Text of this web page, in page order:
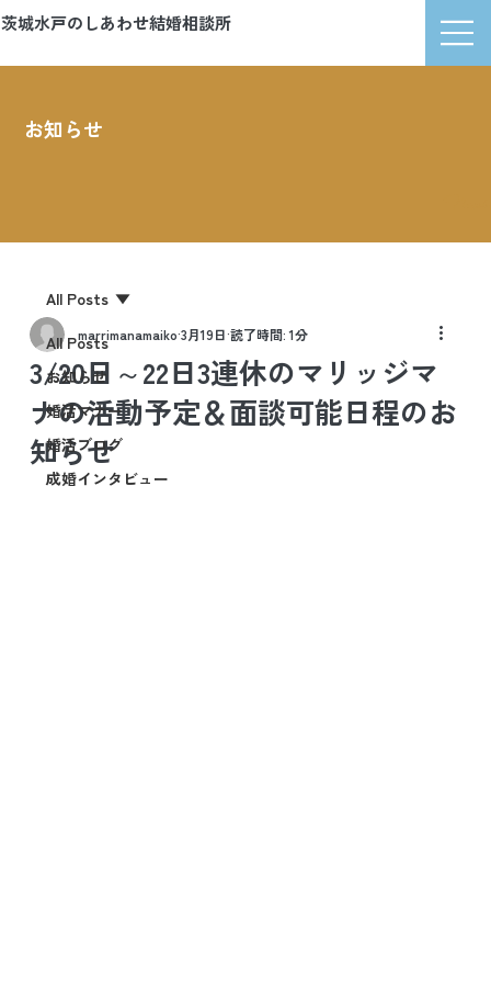
茨城水戸のしあわせ結婚相談所
お知らせ
All Posts
お知らせ
婚活マナー
婚活ブログ
成婚インタビュー
All Posts
3/20日～22日3連休のマリッジマ
ナの活動予定＆面談可能日程のお
知らせ
marrimanamaiko 3月19日 読了時間: 1分